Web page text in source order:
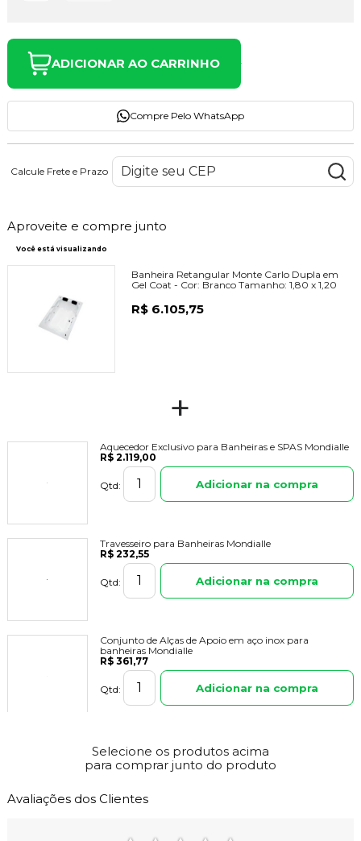
ADICIONAR AO CARRINHO
Compre Pelo WhatsApp
Calcule Frete e Prazo
Aproveite e compre junto
Você está visualizando
Banheira Retangular Monte Carlo Dupla em
Gel Coat - Cor: Branco Tamanho: 1,80 x 1,20
R$ 6.105,75
+
Aquecedor Exclusivo para Banheiras e SPAS Mondialle
R$ 2.119,00
Qtd: Adicionar na compra
Travesseiro para Banheiras Mondialle
R$ 232,55
Qtd: Adicionar na compra
Conjunto de Alças de Apoio em aço inox para
banheiras Mondialle
R$ 361,77
Qtd: Adicionar na compra
R$ 1.853,78
Adicionar na compra
Selecione os produtos acima
para comprar junto do produto
Avaliações dos Clientes